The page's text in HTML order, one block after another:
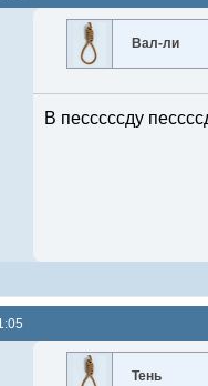
Вал-ли
В песссссду
Тень